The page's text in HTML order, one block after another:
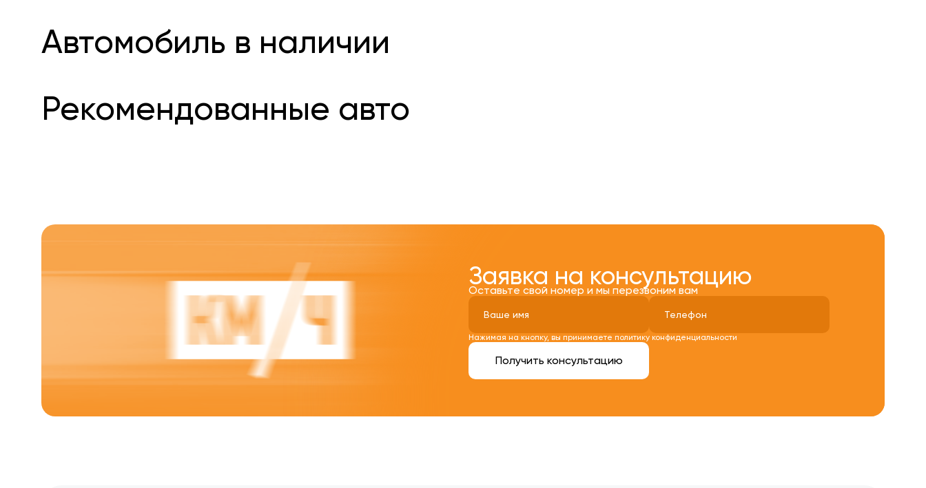
Автомобиль в наличии
Рекомендованные авто
Заявка на консультацию
Оставьте свой номер и мы перезвоним вам
Нажимая на кнопку, вы принимаете политику конфиденциальности
Получить консультацию